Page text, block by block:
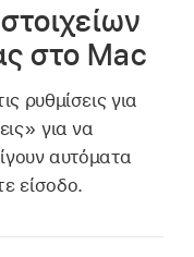
στο Mac
ρυθμίσεις για
για να
αυτόματα
είσοδο.